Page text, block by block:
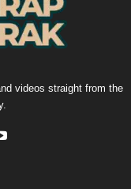
videos straight from the